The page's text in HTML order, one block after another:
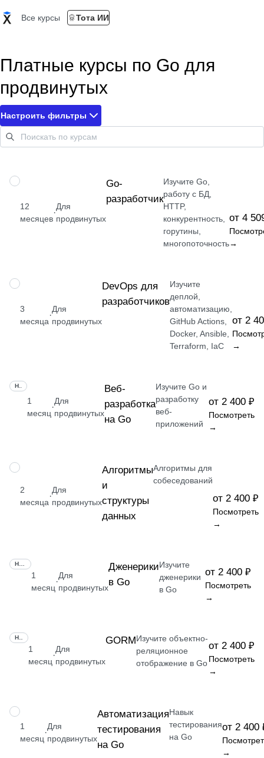
Все курсы Тота ИИ
Платные курсы по Go для
продвинутых
Настроить фильтры
ПРОФЕССИЯ
12
месяцев
·
Для
продвинутых
Go-
разработчик
Изучите Go,
работу с БД,
HTTP,
конкурентность,
горутины,
многопоточность
от 4
→
ПРОФЕССИЯ
3
месяца
·
Для
продвинутых
DevOps для
разработчиков
Изучите
деплой,
автоматизацию,
GitHub Actions,
Docker, Ansible,
Terraform, IaC
от 2
→
1
месяц
·
Для
продвинутых
Веб-
разработка
на Go
Изучите Go и
разработку
веб-
приложений
от 2 400 ₽
Посмотреть
→
НАВЫК
2
месяца
·
Для
продвинутых
Алгоритмы
и
структуры
данных
Алгоритмы для
собеседований
от 2 400 ₽
Посмотреть
→
1
месяц
·
Для
продвинутых
Дженерики
в Go
Изучите
дженерики
в Go
от 2 400 ₽
Посмотреть
→
1
месяц
·
Для
продвинутых
GORMИзучите объектно-
реляционное
отображение в Go
от 2 400 ₽
Посмотреть
→
НАВЫК
1
месяц
·
Для
продвинутых
Автоматизация
тестирования
на Go
Навык
тестирования
на Go
от 2 400
→